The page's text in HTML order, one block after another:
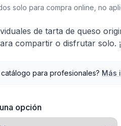
solo para compra online, no
de tarta de queso
compartir o disfrutar solo.
catálogo para profesionales? Más
opción